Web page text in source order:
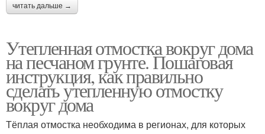
читать дальше →
Утепленная отмостка вокруг дома
на песчаном грунте. Пошаговая
инструкция, как правильно
сделать утепленную отмостку
вокруг дома
Тёплая отмостка необходима в регионах, для которых